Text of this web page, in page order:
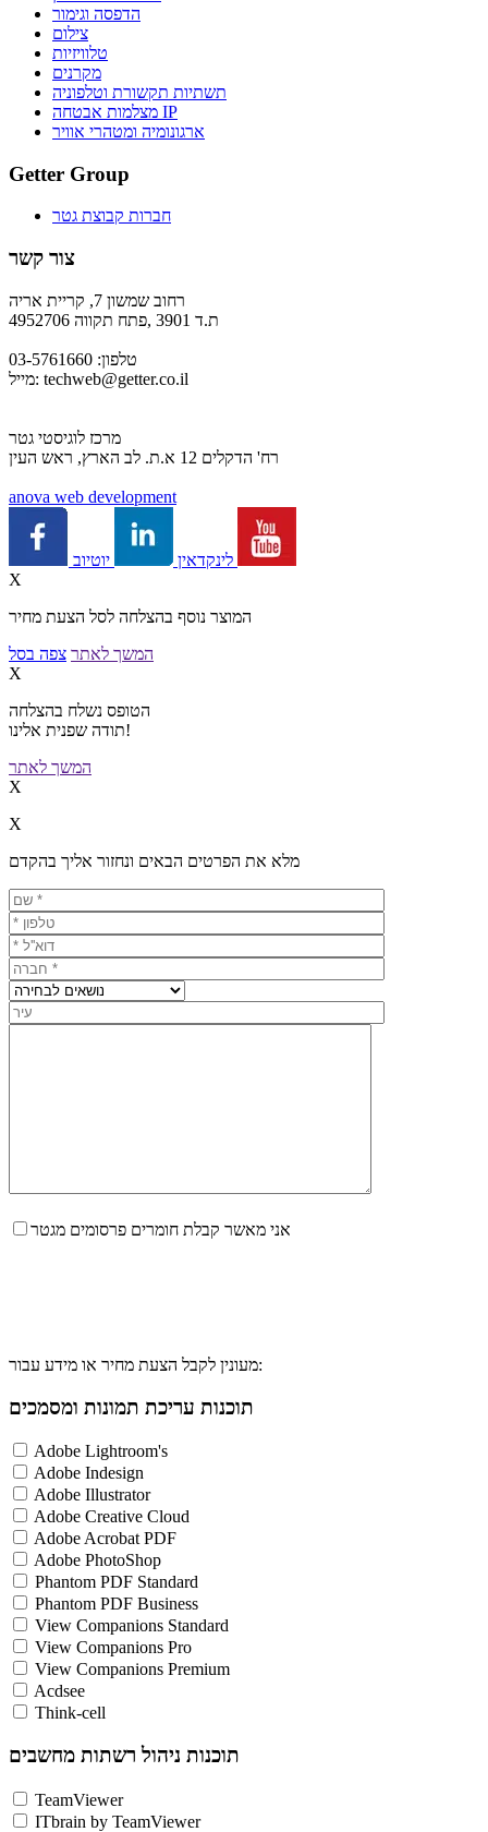
הדפסה וגימור
צילום
טלוויזיות
מקרנים
תשתיות תקשורת וטלפוניה
מצלמות אבטחה IP
ארגונומיה ומטהרי אוויר
Getter Group
חברות קבוצת גטר
צור קשר
רחוב שמשון 7, קריית אריה
ת.ד 3901 ,פתח תקווה 4952706
טלפון: 03-5761660
מייל: techweb@getter.co.il
מרכז לוגיסטי גטר
רח' הדקלים 12 א.ת. לב הארץ, ראש העין
anova web development
לינקדאין
X
המוצר נוסף בהצלחה לסל הצעת מחיר
המשך לאתר צפה בסל
X
הטופס נשלח בהצלחה
תודה שפנית אלינו!
המשך לאתר
X
X
מלא את הפרטים הבאים ונחזור אליך בהקדם
אני מאשר קבלת חומרים פרסומים מגטר
מעונין לקבל הצעת מחיר או מידע עבור:
תוכנות עריכת תמונות ומסמכים
Adobe Lightroom's
Adobe Indesign
Adobe Illustrator
Adobe Creative Cloud
Adobe Acrobat PDF
Adobe PhotoShop
Phantom PDF Standard
Phantom PDF Business
View Companions Standard
View Companions Pro
View Companions Premium
Acdsee
Think-cell
תוכנות ניהול רשתות מחשבים
TeamViewer
ITbrain by TeamViewer